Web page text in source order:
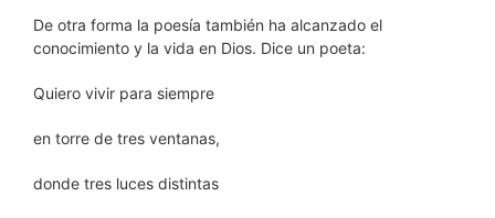
De otra forma la poesía también ha alcanzado el
conocimiento y la vida en Dios. Dice un poeta:
Quiero vivir para siempre
en torre de tres ventanas,
donde tres luces distintas